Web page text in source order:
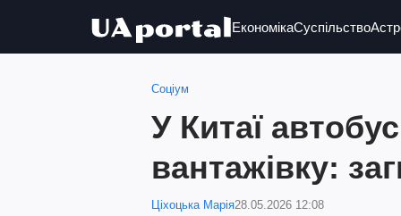
ЕкономікаСуспільство
Соціум
У Китаї
вантажівку:
Ціхоцька Марія28.05.2026 12:08